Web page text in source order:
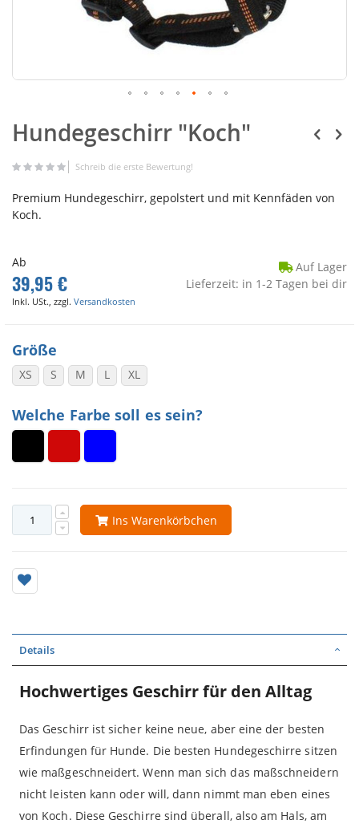
Hundegeschirr "Koch"
Schreib die erste Bewertung!
Premium Hundegeschirr, gepolstert und mit Kennfäden von
Koch.
Ab
39,95 €
Inkl. USt., zzgl. Versandkosten
Auf Lager
Lieferzeit: in 1-2 Tagen bei dir
Größe
XS S M L XL
Welche Farbe soll es sein?
Ins Warenkörbchen
Details
Hochwertiges Geschirr für den Alltag
Das Geschirr ist sicher keine neue, aber eine der besten
Erfindungen für Hunde. Die besten Hundegeschirre sitzen
wie maßgeschneidert. Wenn man sich das maßschneidern
nicht leisten kann oder will, dann nimmt man eben eines
von Koch. Diese Geschirre sind überall, also am Hals, am